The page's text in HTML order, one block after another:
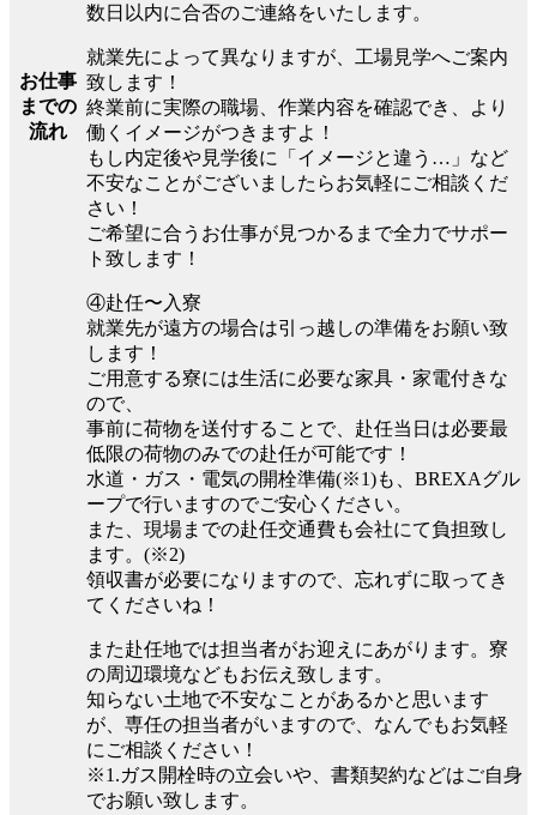
お仕事
までの
流れ
数日以内に合否のご連絡をいたします。
就業先によって異なりますが、工場見学へご案内
致します！
終業前に実際の職場、作業内容を確認でき、より
働くイメージがつきますよ！
もし内定後や見学後に「イメージと違う…」など
不安なことがございましたらお気軽にご相談くだ
さい！
ご希望に合うお仕事が見つかるまで全力でサポー
ト致します！
④赴任〜入寮
就業先が遠方の場合は引っ越しの準備をお願い致
します！
ご用意する寮には生活に必要な家具・家電付きな
ので、
事前に荷物を送付することで、赴任当日は必要最
低限の荷物のみでの赴任が可能です！
水道・ガス・電気の開栓準備(※1)も、BREXAグル
ープで行いますのでご安心ください。
また、現場までの赴任交通費も会社にて負担致し
ます。(※2)
領収書が必要になりますので、忘れずに取ってき
てくださいね！
また赴任地では担当者がお迎えにあがります。寮
の周辺環境などもお伝え致します。
知らない土地で不安なことがあるかと思います
が、専任の担当者がいますので、なんでもお気軽
にご相談ください！
※1.ガス開栓時の立会いや、書類契約などはご自身
でお願い致します。